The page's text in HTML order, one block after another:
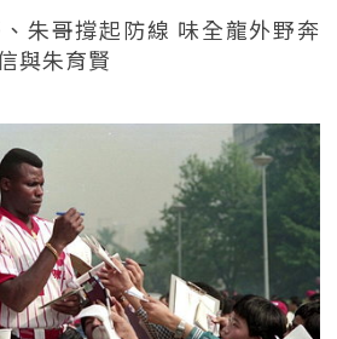
朱哥撐起防線 味全龍外野奔
與朱育賢